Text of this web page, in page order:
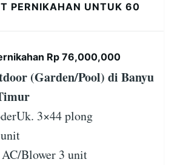
PERNIKAHAN UNTUK 60
Rp 76,000,000
(Garden/Pool) di Banyu
3×44 plong
Blower 3 unit